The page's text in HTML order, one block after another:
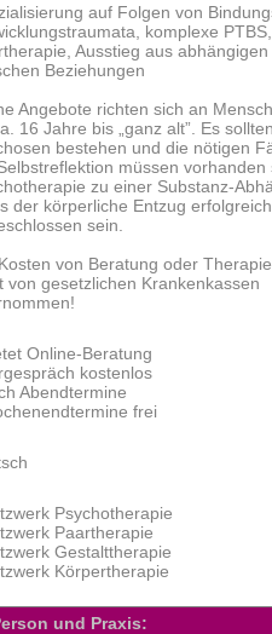
auf Folgen von
komplexe
Ausstieg aus
Beziehungen
Angebote richten sich an
16 Jahre bis „ganz alt”. Es
bestehen und die nötigen
müssen vorhanden
zu einer Substanz-
der körperliche Entzug erfolgreich
sein.
von Beratung oder
von gesetzlichen Krankenkassen
Online-Beratung
kostenlos
Abendtermine
frei
Psychotherapie
Paartherapie
Gestalttherapie
Körpertherapie
und Praxis: